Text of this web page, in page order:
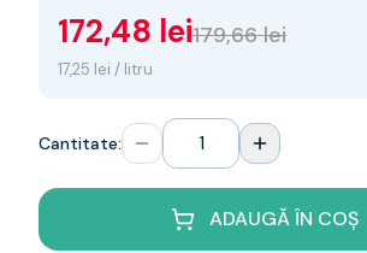
Noua Zeelanda
Spumante
Single malt
172,48 lei179,66 lei
17,25 lei / litru
Cantitate:
ADAUGĂ ÎN COȘ